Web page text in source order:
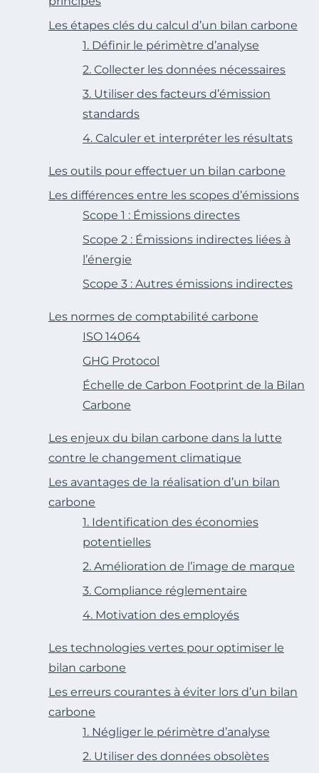
Les étapes clés du calcul d’un bilan carbone
1. Définir le périmètre d’analyse
2. Collecter les données nécessaires
3. Utiliser des facteurs d’émission
standards
4. Calculer et interpréter les résultats
Les outils pour effectuer un bilan carbone
Les différences entre les scopes d’émissions
Scope 1 : Émissions directes
Scope 2 : Émissions indirectes liées à
l’énergie
Scope 3 : Autres émissions indirectes
Les normes de comptabilité carbone
ISO 14064
GHG Protocol
Échelle de Carbon Footprint de la Bilan
Carbone
Les enjeux du bilan carbone dans la lutte
contre le changement climatique
Les avantages de la réalisation d’un bilan
carbone
1. Identification des économies
potentielles
2. Amélioration de l’image de marque
3. Compliance réglementaire
4. Motivation des employés
Les technologies vertes pour optimiser le
bilan carbone
Les erreurs courantes à éviter lors d’un bilan
carbone
1. Négliger le périmètre d’analyse
2. Utiliser des données obsolètes